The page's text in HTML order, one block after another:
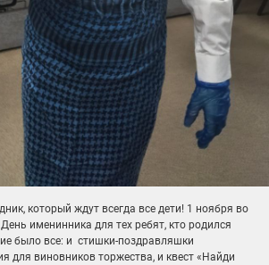
который ждут всегда все дети! 1 ноября во
именинника для тех ребят, кто родился
было все: и стишки-поздравляшки
для виновников торжества, и квест «Найди